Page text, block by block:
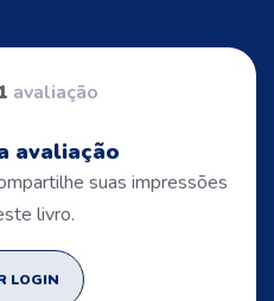
avaliação
avaliação
suas impressões
livro.
LOGIN